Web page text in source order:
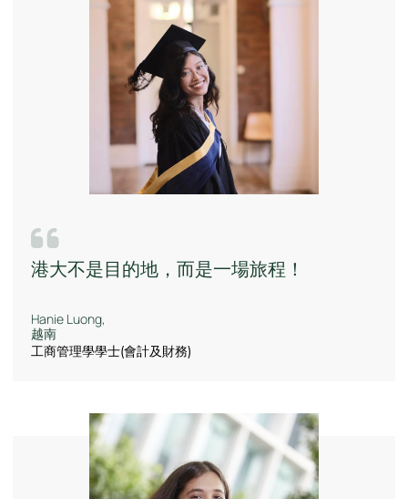
港大不是目的地，而是一場旅程！
Hanie Luong,
越南
工商管理學學士(會計及財務)